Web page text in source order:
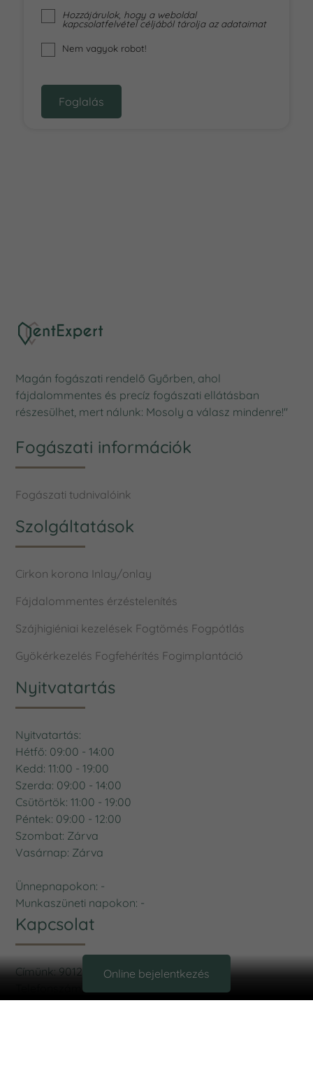
Hozzájárulok, hogy a weboldal
kapcsolatfelvétel céljából tárolja az adataimat
Nem vagyok robot!
Foglalás
Magán fogászati rendelő Győrben, ahol
fájdalommentes és precíz fogászati ellátásban
részesülhet, mert nálunk: Mosoly a válasz mindenre!"
Fogászati információk
Fogászati tudnivalóink
Szolgáltatások
Cirkon korona Inlay/onlay
Fájdalommentes érzéstelenítés
Szájhigiéniai kezelések Fogtömés Fogpótlás
Gyökérkezelés Fogfehérítés Fogimplantáció
Nyitvatartás
Nyitvatartás:
Hétfő: 09:00 - 14:00
Kedd: 11:00 - 19:00
Szerda: 09:00 - 14:00
Csütörtök: 11:00 - 19:00
Péntek: 09:00 - 12:00
Szombat: Zárva
Vasárnap: Zárva
Ünnepnapokon: -
Munkaszüneti napokon: -
Kapcsolat
Címünk: 9012 Győr, Malom út 6.
Telefonszám:
Online bejelentkezés